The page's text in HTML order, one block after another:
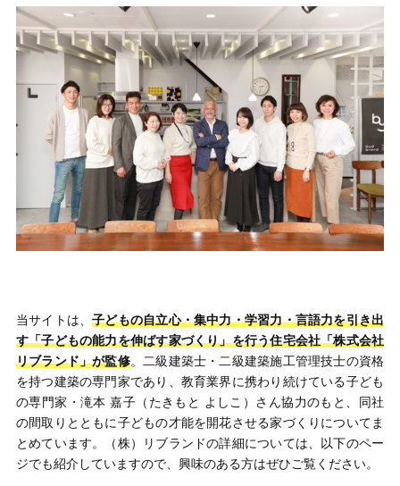
当サイトは、子どもの自立心・集中力・学習力・言語力を引き出
す「子どもの能力を伸ばす家づくり」を行う住宅会社「株式会社
リブランド」が監修。二級建築士・二級建築施工管理技士の資格
を持つ建築の専門家であり、教育業界に携わり続けている子ども
の専門家・滝本 嘉子（たきもと よしこ）さん協力のもと、同社
の間取りとともに子どもの才能を開花させる家づくりについてま
とめています。（株）リブランドの詳細については、以下のペー
ジでも紹介していますので、興味のある方はぜひご覧ください。